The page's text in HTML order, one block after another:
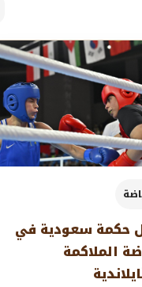
حكمة سعودية في
الملاكمة